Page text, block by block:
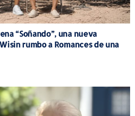
“Soñando”, una nueva
rumbo a Romances de una